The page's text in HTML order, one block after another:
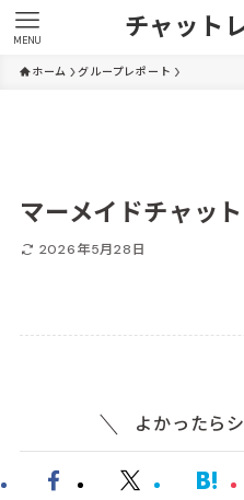
チャット
MENU
ホーム グループレポート
マーメイドチャット
2026年5月28日
よかったら